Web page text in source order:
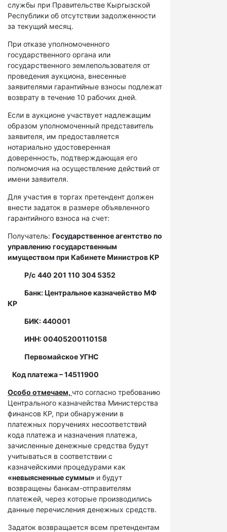
службы при Правительстве Кыргызской
Республики об отсутствии задолженности
за текущий месяц.
При отказе уполномоченного
государственного органа или
государственного землепользователя от
проведения аукциона, внесенные
заявителями гарантийные взносы подлежат
возврату в течение 10 рабочих дней.
Если в аукционе участвует надлежащим
образом уполномоченный представитель
заявителя, им предоставляется
нотариально удостоверенная
доверенность, подтверждающая его
полномочия на осуществление действий от
имени заявителя.
Для участия в торгах претендент должен
внести задаток в размере объявленного
гарантийного взноса на счет:
Получатель: Государственное агентство по
управлению государственным
имуществом при Кабинете Министров КР
Р/с 440 201 110 304 5352
Банк: Центральное казначейство МФ
КР
БИК: 440001
ИНН: 00405200110158
Первомайское УГНС
Код платежа – 14511900
Особо отмечаем, что согласно требованию
Центрального казначейства Министерства
финансов КР, при обнаружении в
платежных поручениях несоответствий
кода платежа и назначения платежа,
зачисленные денежные средства будут
учитываться в соответствии с
казначейскими процедурами как
«невыясненные суммы» и будут
возвращены банкам-отправителям
платежей, через которые производились
данные перечисления денежных средств.
Задаток возвращается всем претендентам